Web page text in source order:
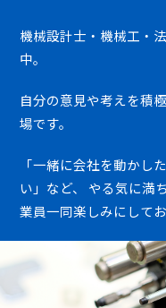
機械設計士・機械工・法
中。
自分の意見や考えを積
場です。
「一緒に会社を動かした
い」など、
やる気に満
業員一同楽しみにしてお